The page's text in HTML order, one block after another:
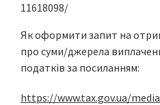
11618098/
Як оформити запит на
про суми/джерела
податків за посиланням:
https://www.tax.gov.ua/